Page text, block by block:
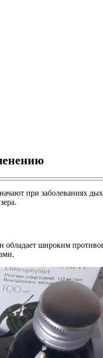
при заболеваниях
обладает широким